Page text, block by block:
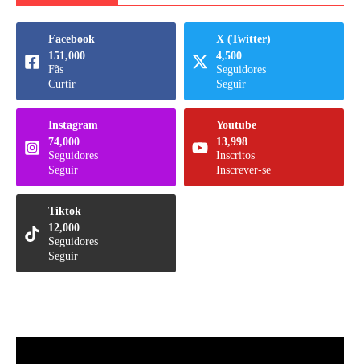
Facebook
151,000
Fãs
Curtir
X (Twitter)
4,500
Seguidores
Seguir
Instagram
74,000
Seguidores
Seguir
Youtube
13,998
Inscritos
Inscrever-se
Tiktok
12,000
Seguidores
Seguir